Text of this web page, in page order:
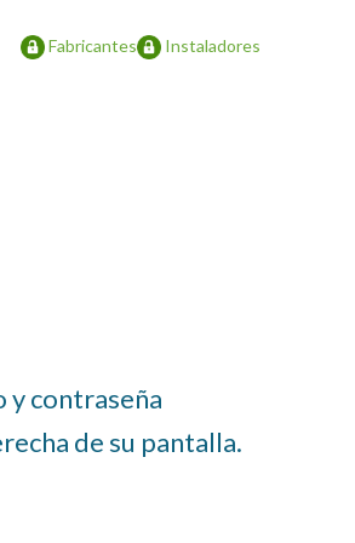
Fabricantes Instaladores
y contraseña
de su pantalla.